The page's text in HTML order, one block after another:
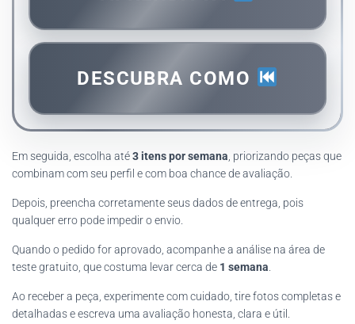
DESCUBRA COMO
Em seguida, escolha até3 itens por semana , priorizando peças que
combinam com seu perfil e com boa chance de avaliação.
Depois, preencha corretamente seus dados de entrega, pois
qualquer erro pode impedir o envio.
Quando o pedido for aprovado, acompanhe a análise na área de
teste gratuito, que costuma levar cerca de 1 semana
Ao receber a peça, experimente com cuidado, tire fotos completas e
detalhadas e escreva uma avaliação honesta, clara e útil.